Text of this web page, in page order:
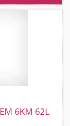
6KM 62L